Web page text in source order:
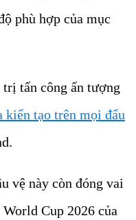
phù hợp của mục
tấn công ấn tượng
kiến tạo trên mọi đấu
vệ này còn đóng vai
Cup 2026 của